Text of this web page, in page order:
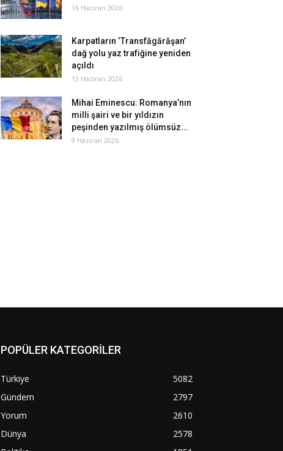
16 Haziran 2026
Karpatların ‘Transfăgărăşan’
dağ yolu yaz trafiğine yeniden
açıldı
13 Haziran 2026
Mihai Eminescu: Romanya’nın
milli şairi ve bir yıldızın
peşinden yazılmış ölümsüz...
9 Haziran 2026
POPÜLER KATEGORİLER
Türkiye
5082
Gündem
2797
Yorum
2610
Dünya
2578